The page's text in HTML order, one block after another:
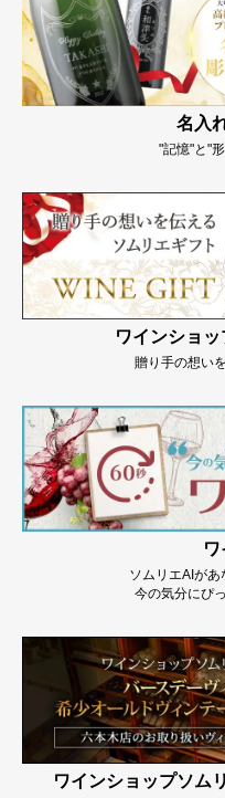
名入
"記憶"と"
ワインショ
贈り手の想い
ソムリエAIがあ
今の気分にぴ
ワインショップソム